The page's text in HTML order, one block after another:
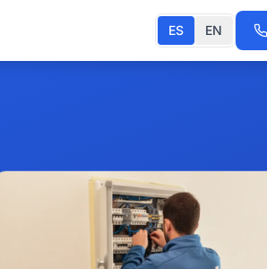
ES EN